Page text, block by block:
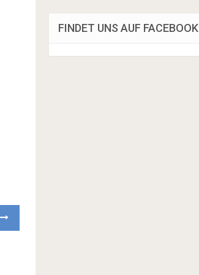
FINDET UNS AUF FACEBOOK